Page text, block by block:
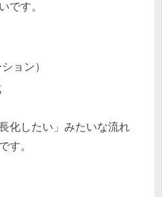
です。
ョン）
化したい」みたいな流れ
す。